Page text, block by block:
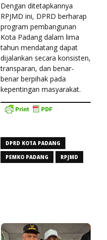
Dengan ditetapkannya
RPJMD ini, DPRD berharap
program pembangunan
Kota Padang dalam lima
tahun mendatang dapat
dijalankan secara konsisten,
transparan, dan benar-
benar berpihak pada
kepentingan masyarakat.
DPRD KOTA PADANG
PEMKO PADANG
RPJMD